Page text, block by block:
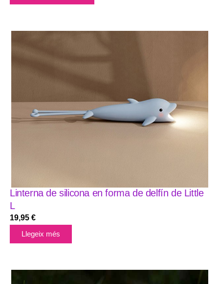
Linterna de silicona en forma de delfín de Little
L
19,95 €
Llegeix més